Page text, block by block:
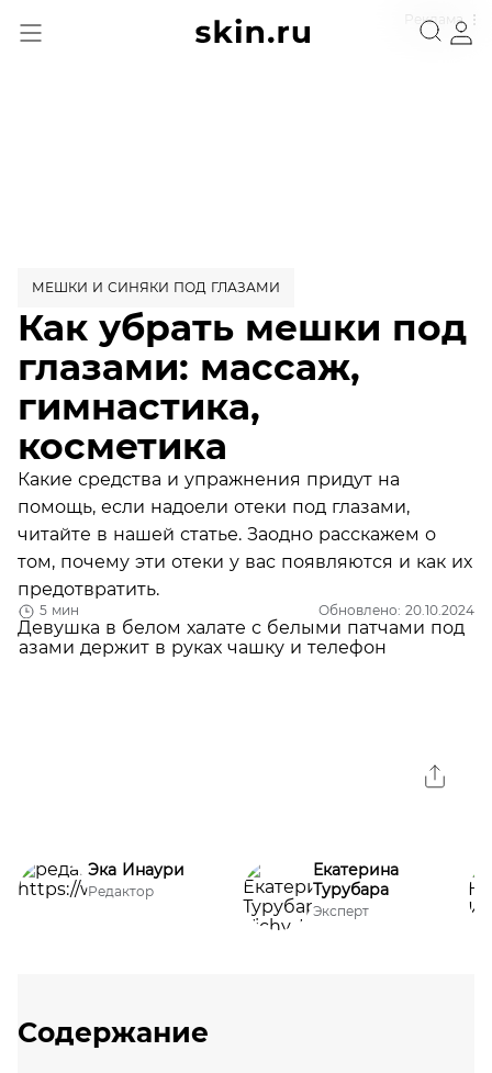
Реклама
5 мин Обновлено: 20.10.2024
МЕШКИ И СИНЯКИ ПОД ГЛАЗАМИ
Как убрать мешки под
глазами: массаж,
гимнастика,
косметика
Какие средства и упражнения придут на
помощь, если надоели отеки под глазами,
читайте в нашей статье. Заодно расскажем о
том, почему эти отеки у вас появляются и как их
предотвратить.
Эка Инаури
Редактор
Екатерина
Турубара
Эксперт
Содержание